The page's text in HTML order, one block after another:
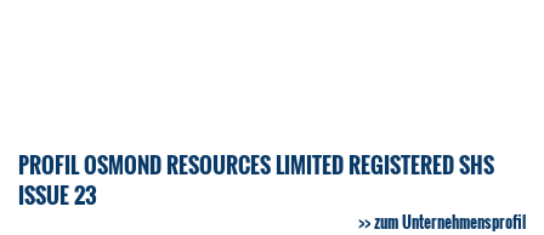
PROFIL OSMOND RESOURCES LIMITED REGISTERED SHS
ISSUE 23
zum Unternehmensprofil